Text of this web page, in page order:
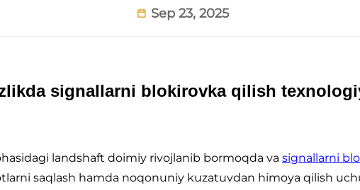
Sep 23, 2025
signallarni blokirovka qilish
landshaft doimiy rivojlanib bormoqda va signallarni
saqlash hamda noqonuniy kuzatuvdan himoya qilish